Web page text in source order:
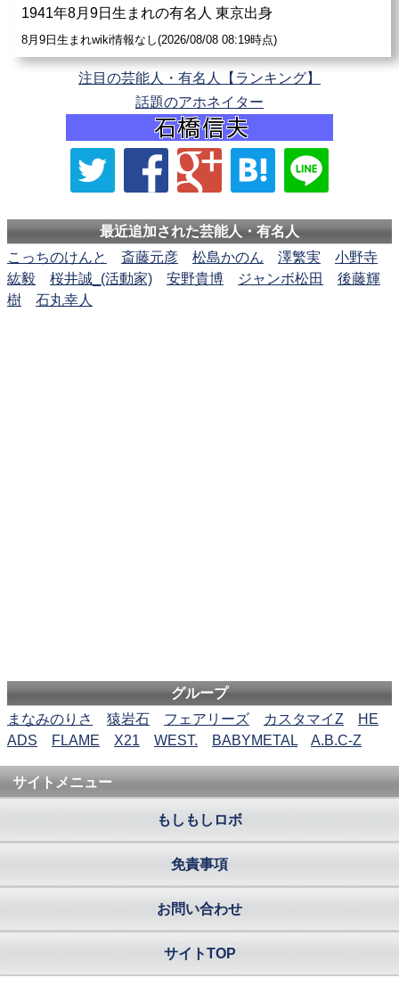
1941年8月9日生まれの有名人 東京出身
8月9日生まれwiki情報なし(2026/08/08 08:19時点)
注目の芸能人・有名人【ランキング】
話題のアホネイター
最近追加された芸能人・有名人
こっちのけんと
斎藤元彦 松島かのん 澤繁実
小野寺
紘毅
桜井誠_(活動家) 安野貴博 ジャンボ松田
後藤輝
樹
石丸幸人
グループ
まなみのりさ
猿岩石 フェアリーズ カスタマイZ
HE
ADS
FLAME X21 WEST. BABYMETAL A.B.C-Z
サイトメニュー
もしもしロボ
免責事項
お問い合わせ
サイトTOP